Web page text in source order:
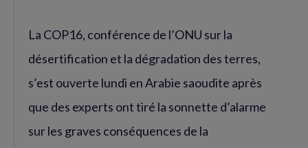
La COP16, conférence de l’ONU sur la
désertification et la dégradation des terres,
s’est ouverte lundi en Arabie saoudite après
que des experts ont tiré la sonnette d’alarme
sur les graves conséquences de la